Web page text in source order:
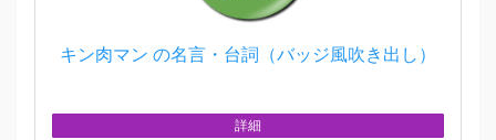
キン肉マン の名言・台詞（バッジ風吹き出し）
詳細